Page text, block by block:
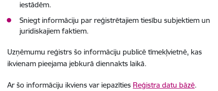
iestādēm.
Sniegt informāciju par reģistrētajiem tiesību subjektiem un
juridiskajiem faktiem.
Uzņēmumu reģistrs šo informāciju publicē tīmekļvietnē, kas
ikvienam pieejama jebkurā diennakts laikā.
Ar šo informāciju ikviens var iepazīties Reģistra datu bāzē.